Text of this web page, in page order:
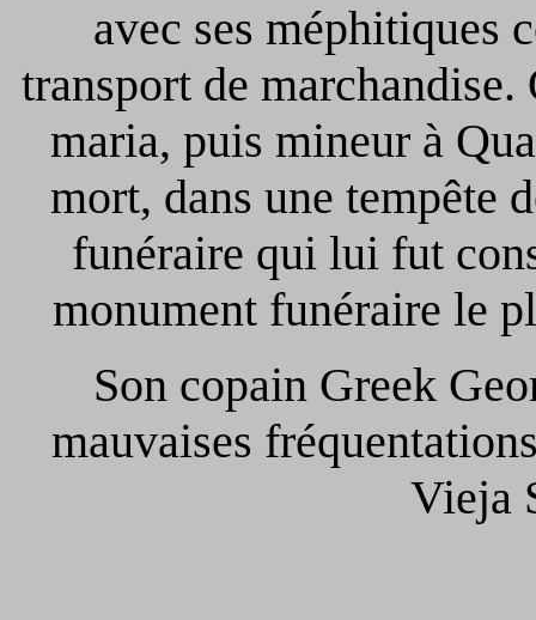
avec ses méphitiques
transport de
maria, puis mineur à
mort, dans une tempête
funéraire qui lui fut
monument funéraire le
Son copain Greek
mauvaises
Vieja